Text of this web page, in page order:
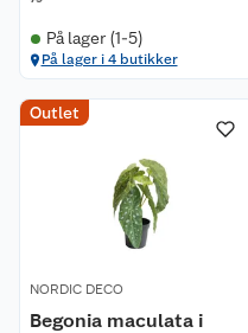
På lager (1-5)
På lager i 4 butikker
Outlet
NORDIC DECO
Begonia maculata i